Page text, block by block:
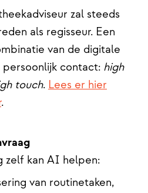
zal steeds
als regisseur. Een
van de digitale
contact: high
touch. Lees er hier
.
zelf kan AI helpen:
van routinetaken,